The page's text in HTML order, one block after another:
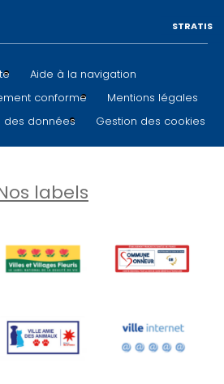
Aide à la navigation
conforme
Mentions légales
des données
Gestion des cookies
STRATIS
labels